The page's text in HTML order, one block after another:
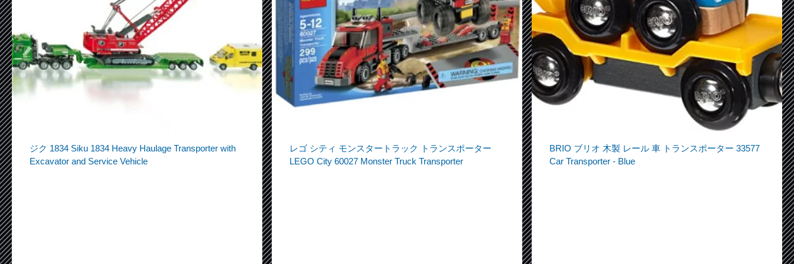
ジク 1834 Siku 1834 Heavy Haulage Transporter with
Excavator and Service Vehicle
レゴ シティ モンスタートラック トランスポーター
LEGO City 60027 Monster Truck Transporter
BRIO ブリオ 木製 レール 車 トランスポーター 33577
Car Transporter - Blue